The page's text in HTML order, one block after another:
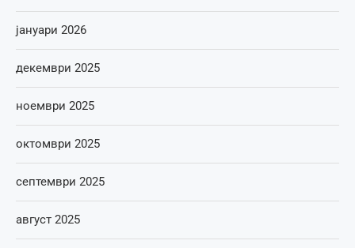
јануари 2026
декември 2025
ноември 2025
октомври 2025
септември 2025
август 2025